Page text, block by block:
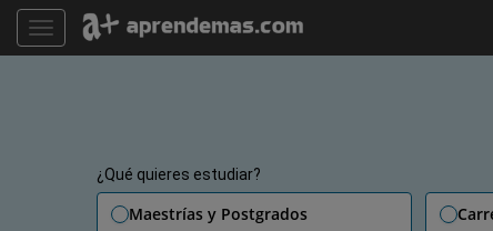
TOGGLE NAVIGATION
¿Qué quieres estudiar?
Maestrías y Postgrados